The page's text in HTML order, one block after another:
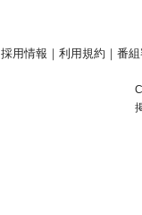
採用情報 ｜ 利用規約 ｜ 番